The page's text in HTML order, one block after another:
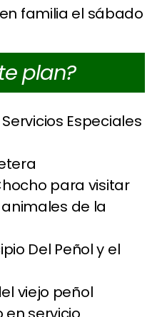
familia el sábado
plan?
Especiales
para visitar
de la
Del Peñol y el
viejo peñol